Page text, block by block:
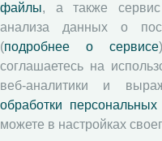
Рецензентам
Памятка рецензенту
Положение о
Форма рецензии
файлы, а также сервис
анализа данных о
(подробнее о сервисе
соглашаетесь на
веб-аналитики и
обработки
можете в настройках